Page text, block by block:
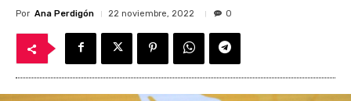
Por Ana Perdigón 22 noviembre, 2022 0